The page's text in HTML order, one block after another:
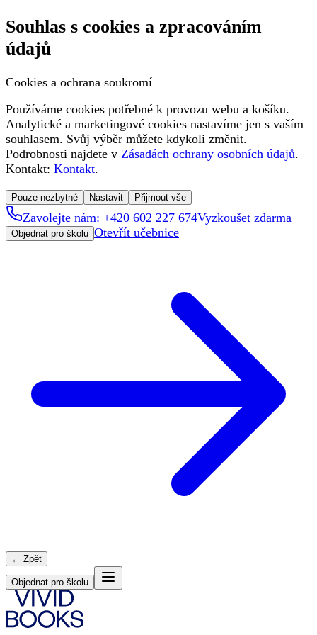
Souhlas s cookies a zpracováním
údajů
Cookies a ochrana soukromí
Používáme cookies potřebné k provozu webu a košíku.
Analytické a marketingové cookies nastavíme jen s vaším
souhlasem. Svůj výběr můžete kdykoli změnit.
Podrobnosti najdete v Zásadách ochrany osobních údajů.
Kontakt: Kontakt.
Pouze nezbytné Nastavit Přijmout vše
Zavolejte nám: +420 602 227 674Vyzkoušet zdarma
Objednat pro školu Otevřít učebnice
← Zpět
Objednat pro školu